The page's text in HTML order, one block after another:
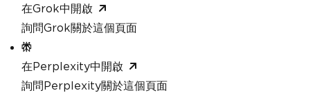
在Grok中開啟
詢問Grok關於這個頁面
在Perplexity中開啟
詢問Perplexity關於這個頁面